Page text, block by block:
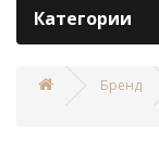
Категории
Бренд